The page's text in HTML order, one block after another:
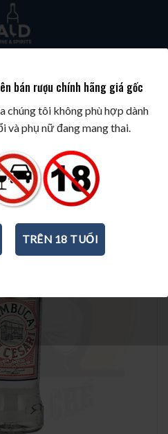
PHA CHẾ / RƯỢU LIQUEUR
bán rượu chính hãng giá gốc
chúng tôi không phù hợp dành
phụ nữ đang mang thai.
TRÊN 18 TUỔI